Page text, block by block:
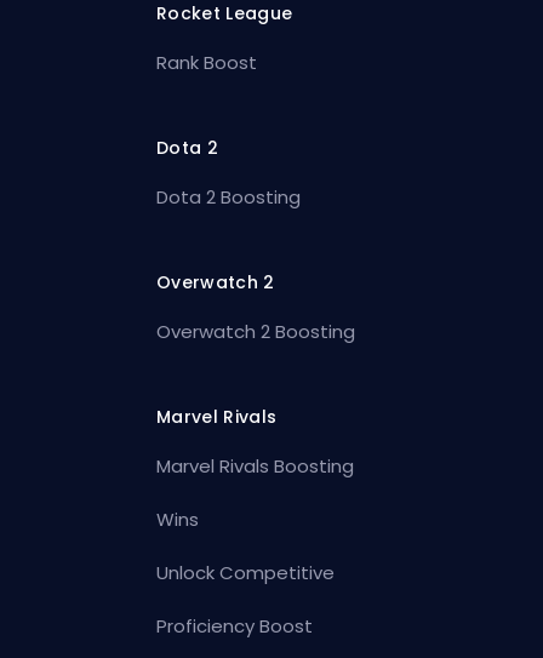
Rocket League
Rank Boost
Dota 2
Dota 2 Boosting
Overwatch 2
Overwatch 2 Boosting
Marvel Rivals
Marvel Rivals Boosting
Wins
Unlock Competitive
Proficiency Boost